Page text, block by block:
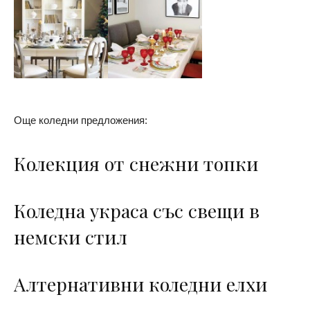
Още коледни предложения:
Колекция от снежни топки
Коледна украса със свещи в
немски стил
Алтернативни коледни елхи